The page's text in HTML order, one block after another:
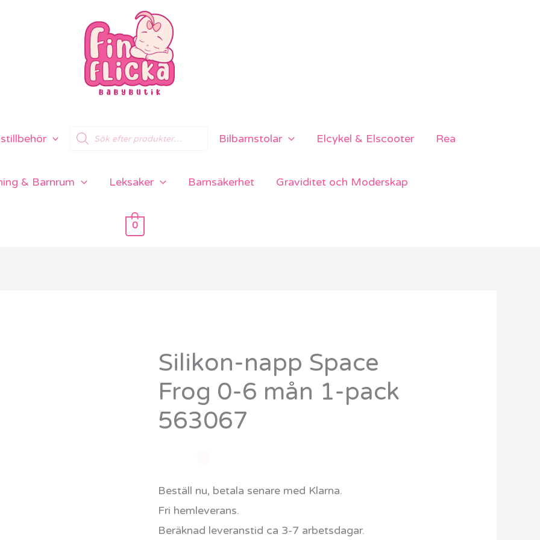
Products
search
Bilbarnstolar Elcykel & Elscooter Rea
& Barnrum Leksaker Barnsäkerhet Graviditet och Moderskap
0
Silikon-napp Space
Frog 0-6 mån 1-pack
563067
Beställ nu, betala senare med Klarna.
Fri hemleverans.
Beräknad leveranstid ca 3-7 arbetsdagar.
Silikon-
Space
Frog
1-
pack
563067